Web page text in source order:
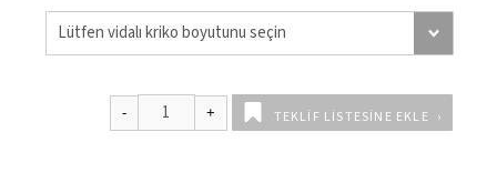
TEKLIF LISTESINE EKLE